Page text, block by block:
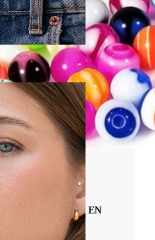
PARA PIERCINGS EN
Y